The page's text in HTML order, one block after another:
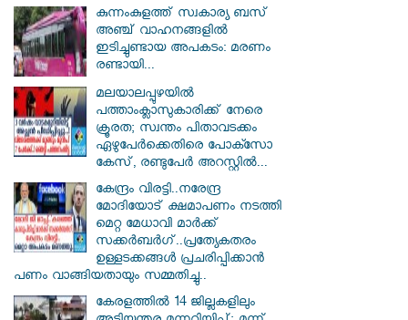
കുന്നംകുളത്ത് സ്വകാര്യ ബസ്
അഞ്ച് വാഹനങ്ങളിൽ
ഇടിച്ചുണ്ടായ അപകടം: മരണം
രണ്ടായി...
മലയാലപ്പുഴയിൽ
പത്താംക്ലാസുകാരിക്ക് നേരെ
ക്രൂരത; സ്വന്തം പിതാവടക്കം
ഏഴുപേർക്കെതിരെ പോക്സോ
കേസ്, രണ്ടുപേർ അറസ്റ്റിൽ...
കേന്ദ്രം വിരട്ടി..നരേന്ദ്ര
മോദിയോട് ക്ഷമാപണം നടത്തി
മെറ്റ മേധാവി മാർക്ക്
സക്കർബർ​ഗ്..പ്രത്യേകതരം
ഉള്ളടക്കങ്ങൾ പ്രചരിപ്പിക്കാൻ
പണം വാങ്ങിയതായും സമ്മതിച്ചു..
കേരളത്തിൽ 14 ജില്ലകളിലും